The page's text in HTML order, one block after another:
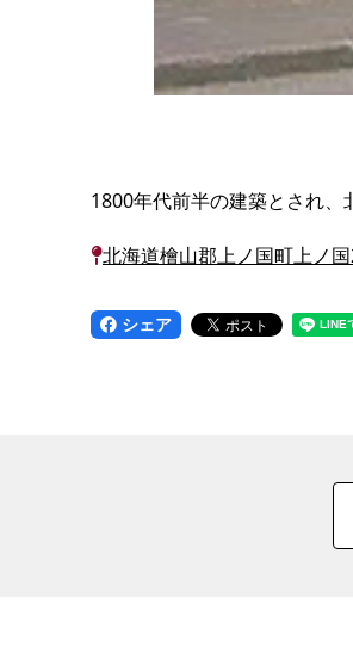
1800年代前半の建築とされ
北海道檜山郡上ノ国町上ノ
シェア